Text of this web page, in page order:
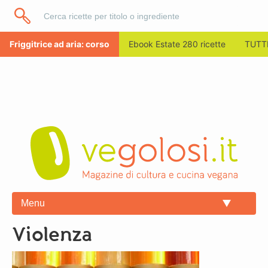
Friggitrice ad aria: corso Ebook Estate 280 ricette
Menu
violenza